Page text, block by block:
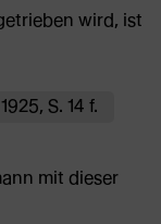
wird, ist
S. 14 f.
mit dieser